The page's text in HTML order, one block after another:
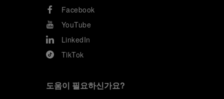
Facebook
YouTube
LinkedIn
TikTok
도움이 필요하신가요?